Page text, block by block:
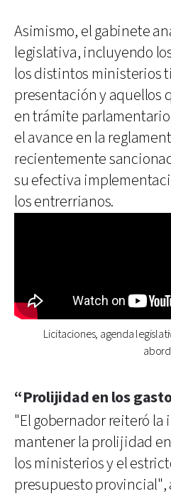
Asimismo, el gabinete
legislativa, incluyendo
los distintos ministerios
presentación y aquellos
en trámite
el avance en la
recientemente
su efectiva
los entrerrianos.
Licitaciones, agenda
“Prolijidad en los
"El gobernador reiteró
mantener la prolijidad
los ministerios y el
presupuesto provincial",